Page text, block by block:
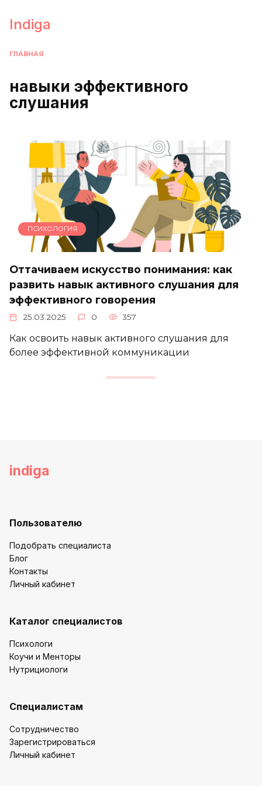
содержанию
Indiga
ГЛАВНАЯ
навыки эффективного
слушания
ПСИХОЛОГИЯ
Оттачиваем искусство понимания: как
развить навык активного слушания для
эффективного говорения
25.03.2025 0 357
Как освоить навык активного слушания для
более эффективной коммуникации
indiga
Пользователю
Подобрать специалиста
Блог
Контакты
Личный кабинет
Каталог специалистов
Психологи
Коучи и Менторы
Нутрициологи
Специалистам
Сотрудничество
Зарегистрироваться
Личный кабинет